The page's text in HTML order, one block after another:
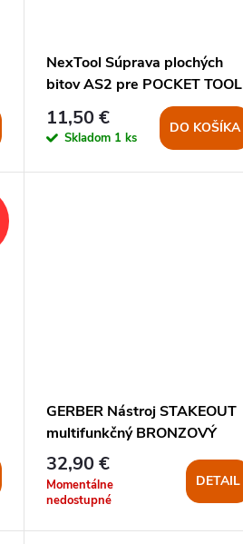
NexTool Súprava plochých
bitov AS2 pre POCKET TOOL
a FLAGSHIP CAPTAIN
11,50 €
Skladom 1 ks
DO KOŠÍKA
GERBER Nástroj STAKEOUT
multifunkčný BRONZOVÝ
32,90 €
Momentálne
nedostupné
DETAIL